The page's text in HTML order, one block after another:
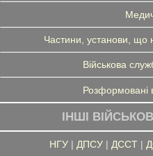
Частини, установи, що
Військова
Розформовані
ІНШІ
НГУ| ДПСУ| ДССТ|